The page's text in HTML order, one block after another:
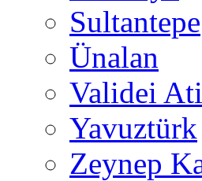
Sultantepe
Ünalan
Validei
Yavuztürk
Zeynep